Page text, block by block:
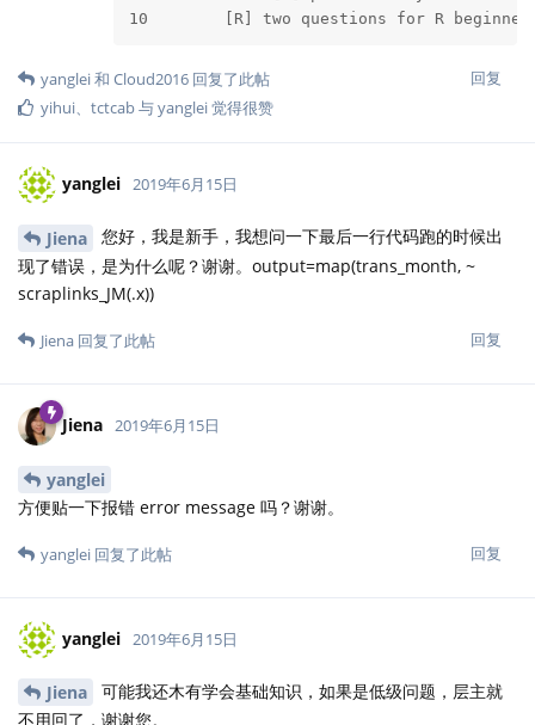
10        [R] two questions for R
回复
yanglei和 Cloud2016 回复了此帖
yihui、 tctcab与yanglei觉得很赞
yanglei 2019年6月15日
Jiena
您好，我是新手，我想问一下最后一行代码跑的时候出
现了错误，是为什么呢？谢谢。output=map(trans_month, ~
scraplinks_JM(.x))
回复
Jiena 回复了此帖
Jiena 2019年6月15日
yanglei
方便贴一下报错 error message 吗？谢谢。
回复
yanglei 回复了此帖
yanglei 2019年6月15日
Jiena
可能我还木有学会基础知识，如果是低级问题，层主就
不用回了，谢谢您。